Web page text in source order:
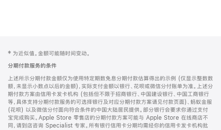
页
页
脚
注
‡ 为近似值。金额可能随时间变动。
分期付款服务的条件
上述所示分期付款金额仅为使用特定期数免息分期付款估算得出的示例 (仅显示整数数
额，未显示小数点以后的金额)，实际支付金额以银行、花呗或微信分付账单为准。上述分
期付款方案由信用卡发卡机构 (包括但不限于招商银行、中国建设银行、中国工商银行
等，具体支持分期付款服务的可选择银行及对应分期付款方案请见付款页面)、蚂蚁金服
(花呗) 以及微信分付面向符合条件的中国大陆居民提供。部分银行会要求你通过支付
宝完成购买。Apple Store 零售店的分期付款方案可能与 Apple Store 在线商店不
同，请到店咨询 Specialist 专家。所有银行信用卡分期均需经你的信用卡发卡机构批